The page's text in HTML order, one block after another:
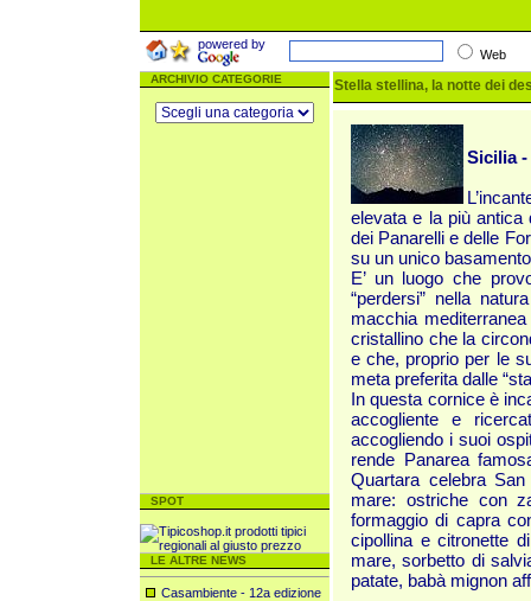
powered by
Web
ARCHIVIO CATEGORIE
SPOT
LE ALTRE NEWS
Casambiente - 12a edizione
Stella stellina, la notte dei
Sicilia -
elevata e la più antica
dei Panarelli e delle
su un unico
E’ un luogo che
“perdersi” nella
macchia
cristallino che la
e che, proprio per le
meta preferita dalle
In questa cornice è
accogliente e
accogliendo i suoi
rende Panarea
Quartara celebra
mare: ostriche con
formaggio di capra
cipollina e citronette
mare, sorbetto di
patate, babà mignon